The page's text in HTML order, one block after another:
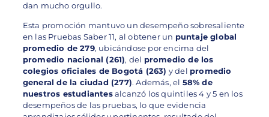
dan mucho orgullo.
Esta promoción mantuvo un desempeño sobresaliente
en las Pruebas Saber 11, al obtener un puntaje global
promedio de 279, ubicándose por encima del
promedio nacional (261), del promedio de los
colegios oficiales de Bogotá (263) y del promedio
general de la ciudad (277). Además, el 58% de
nuestros estudiantesalcanzó los quintiles 4 y 5 en los
desempeños de las pruebas, lo que evidencia